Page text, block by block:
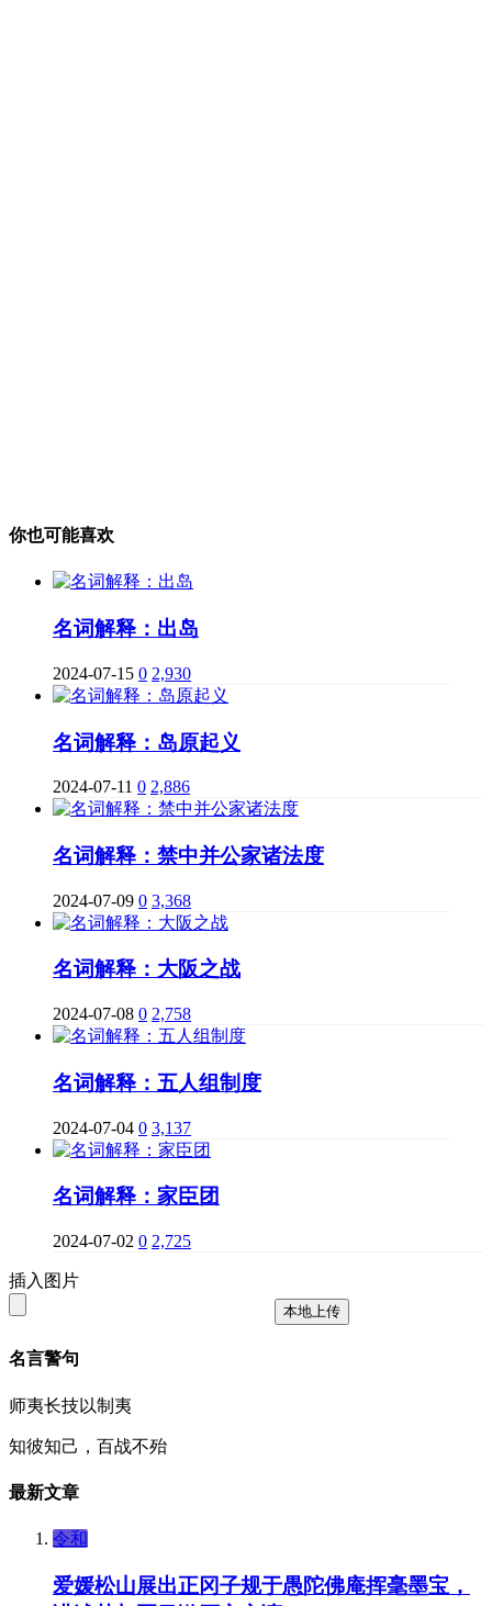
你也可能喜欢
名词解释：出岛
2024-07-15 0 2,930
名词解释：岛原起义
2024-07-11 0 2,886
名词解释：禁中并公家诸法度
2024-07-09 0 3,368
名词解释：大阪之战
2024-07-08 0 2,758
名词解释：五人组制度
2024-07-04 0 3,137
名词解释：家臣团
2024-07-02 0 2,725
插入图片
本地上传
名言警句
师夷长技以制夷
知彼知己，百战不殆
最新文章
令和
爱媛松山展出正冈子规于愚陀佛庵挥毫墨宝，